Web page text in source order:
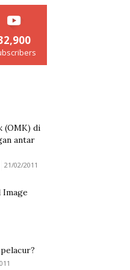
(OMK) di
antar
21/02/2011
Image